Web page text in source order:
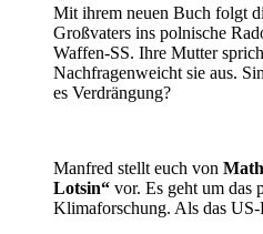
Mit ihrem neuen Buch folgt
Großvaters ins polnische
Waffen-SS. Ihre Mutter
Nachfragenweicht sie aus.
es Verdrängung?
Manfred stellt euch von
Lotsin“ vor. Es geht um das
Klimaforschung. Als das